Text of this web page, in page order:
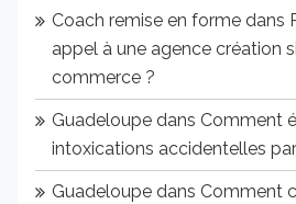
Coach remise en forme dans
appel à une agence création
commerce ?
Guadeloupe dans Comment
intoxications accidentelles
Guadeloupe dans Comment